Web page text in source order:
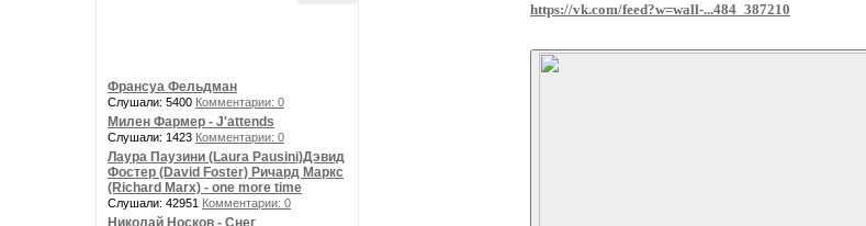
Франсуа Фельдман
Слушали: 5400 Комментарии: 0
Милен Фармер - J'attends
Слушали: 1423 Комментарии: 0
Лаура Паузини (Laura Pausini)Дэвид
Фостер (David Foster) Ричард Маркс
(Richard Marx) - one more time
Слушали: 42951 Комментарии: 0
Николай Носков - Снег
https://vk.com/feed?w=wall-...484_387210